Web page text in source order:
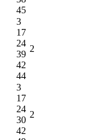
45
3
17
24
39
42
44
2
3
17
24
30
42
2